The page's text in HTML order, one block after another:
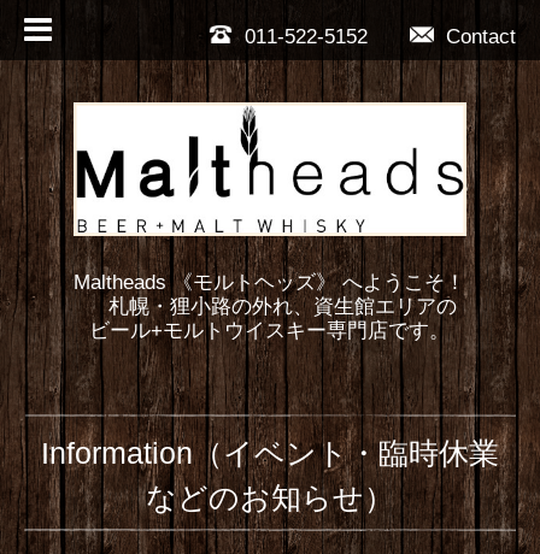
Contact
011-522-5152
Maltheads 《モルトヘッズ》 へようこそ！
札幌・狸小路の外れ、資生館エリアの
ビール+モルトウイスキー専門店です。
Information（イベント・臨時休業
などのお知らせ）